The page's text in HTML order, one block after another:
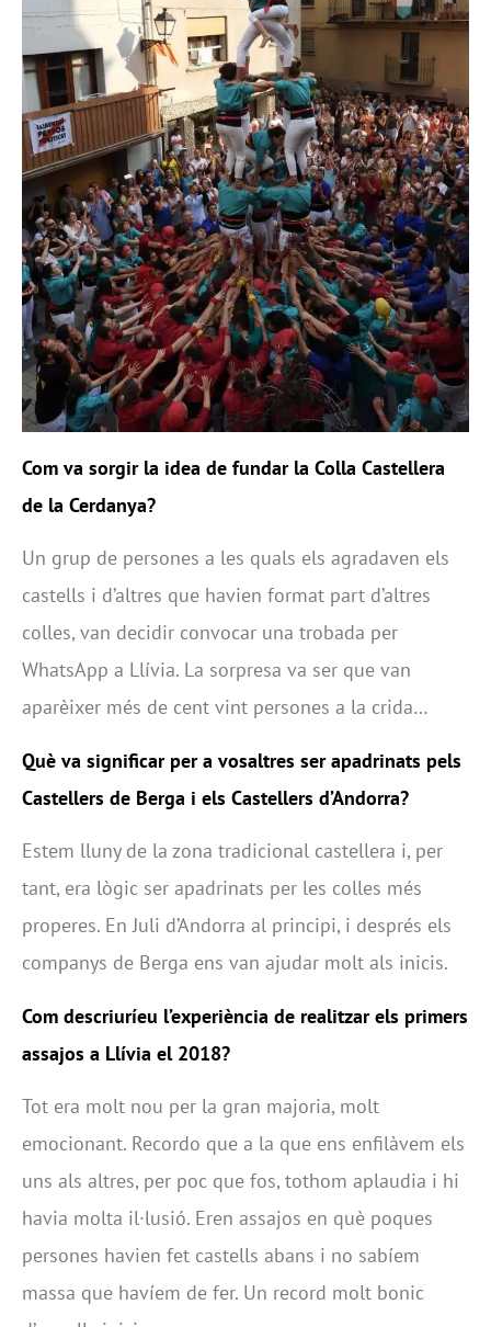
Com va sorgir la idea de fundar la Colla Castellera
de la Cerdanya?
Un grup de persones a les quals els agradaven els
castells i d’altres que havien format part d’altres
colles, van decidir convocar una trobada per
WhatsApp a Llívia. La sorpresa va ser que van
aparèixer més de cent vint persones a la crida…
Què va significar per a vosaltres ser apadrinats pels
Castellers de Berga i els Castellers d’Andorra?
Estem lluny de la zona tradicional castellera i, per
tant, era lògic ser apadrinats per les colles més
properes. En Juli d’Andorra al principi, i després els
companys de Berga ens van ajudar molt als inicis.
Com descriuríeu l’experiència de realitzar els primers
assajos a Llívia el 2018?
Tot era molt nou per la gran majoria, molt
emocionant. Recordo que a la que ens enfilàvem els
uns als altres, per poc que fos, tothom aplaudia i hi
havia molta il·lusió. Eren assajos en què poques
persones havien fet castells abans i no sabíem
massa que havíem de fer. Un record molt bonic